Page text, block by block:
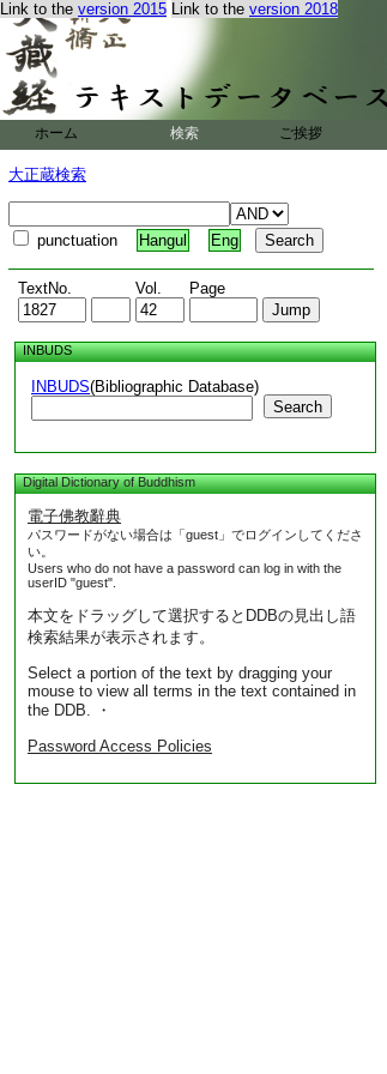
Link to the version 2015 Link to the version 2018
ホーム 検索 ご挨拶
大正蔵検索
punctuation Hangul Eng
TextNo. Vol. Page
INBUDS
INBUDS(Bibliographic Database)
Search
Digital Dictionary of Buddhism
電子佛教辭典
パスワードがない場合は「guest」でログインしてくださ
い。
Users who do not have a password can log in with the
userID "guest".
本文をドラッグして選択するとDDBの見出し語
検索結果が表示されます。
Select a portion of the text by dragging your
mouse to view all terms in the text contained in
the DDB. ・
Password Access Policies